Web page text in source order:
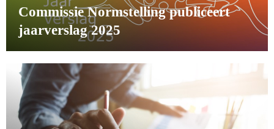
Commissie Normstelling publiceert
jaarverslag 2025